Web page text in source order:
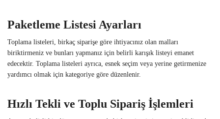
Paketleme Listesi Ayarları
Toplama listeleri, birkaç siparişe göre ihtiyacınız olan malları
biriktirmeniz ve bunları yapmanız için belirli karışık listeyi emanet
edecektir. Toplama listeleri ayrıca, esnek seçim veya yerine getirmenize
yardımcı olmak için kategoriye göre düzenlenir.
Hızlı Tekli ve Toplu Sipariş İşlemleri